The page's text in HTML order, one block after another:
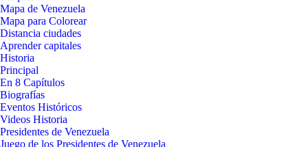
Mapa de Venezuela
Mapa para Colorear
Distancia ciudades
Aprender capitales
Historia
Principal
En 8 Capítulos
Biografías
Eventos Históricos
Videos Historia
Presidentes de Venezuela
Juego de los Presidentes de Venezuela